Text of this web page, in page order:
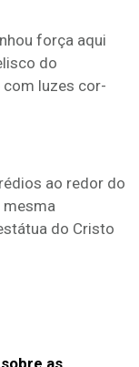
força aqui
do
com luzes cor-
ao redor do
mesma
do Cristo
as